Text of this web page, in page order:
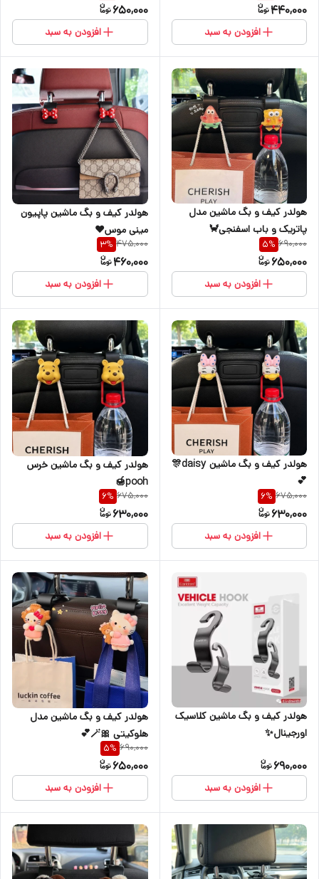
440,000
افزودن به سبد
650,000
افزودن به سبد
هولدر کیف و بگ ماشین مدل
پاتریک و باب اسفنجی🦀
690,000
5%
650,000
افزودن به سبد
هولدر کیف و بگ ماشین پاپیون
مینی موس♥️
475,000
3%
460,000
افزودن به سبد
هولدر کیف و بگ ماشین daisy🎊
💕
675,000
6%
630,000
افزودن به سبد
هولدر کیف و بگ ماشین خرس
pooh🍯
675,000
6%
630,000
افزودن به سبد
هولدر کیف و بگ ماشین کلاسیک
اورجینال✨
690,000
افزودن به سبد
هولدر کیف و بگ ماشین مدل
هلوکیتی 🎀🪄💕
690,000
5%
650,000
افزودن به سبد